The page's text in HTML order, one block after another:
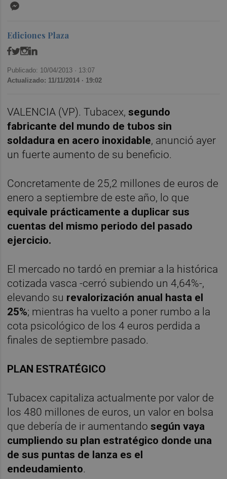
Ediciones Plaza
Publicado: 10/04/2013 · 13:07
Actualizado: 11/11/2014 · 19:02
VALENCIA (VP). Tubacex,segundo
fabricante del mundo de tubos sin
soldadura en acero inoxidable, anunció ayer
un fuerte aumento de su beneficio.
Concretamente de 25,2 millones de euros de
enero a septiembre de este año, lo que
equivale prácticamente a duplicar sus
cuentas del mismo periodo del pasado
ejercicio.
El mercado no tardó en premiar a la histórica
cotizada vasca -cerró subiendo un 4,64%-,
elevando su revalorización anual hasta el
25%; mientras ha vuelto a poner rumbo a la
cota psicológico de los 4 euros perdida a
finales de septiembre pasado.
PLAN ESTRATÉGICO
Tubacex capitaliza actualmente por valor de
los 480 millones de euros, un valor en bolsa
que debería de ir aumentandosegún vaya
cumpliendo su plan estratégico donde una
de sus puntas de lanza es el
endeudamiento.